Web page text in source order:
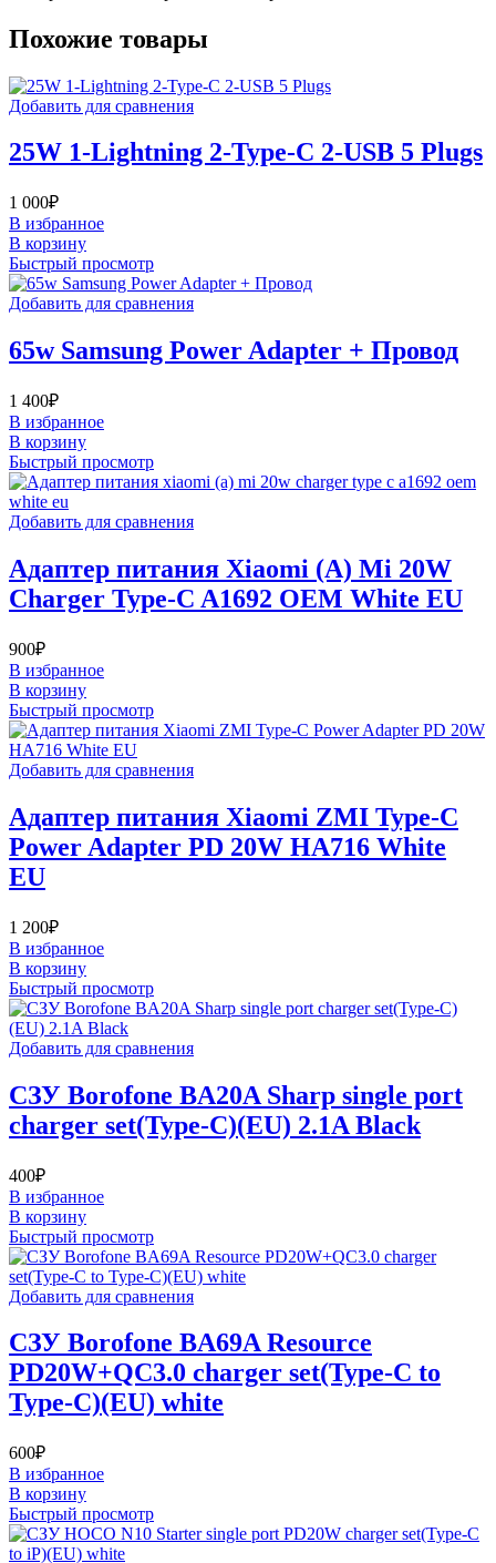
Похожие товары
Добавить для сравнения
25W 1-Lightning 2-Type-C 2-USB 5 Plugs
1 000₽
В избранное
В корзину
Быстрый просмотр
Добавить для сравнения
65w Samsung Power Adapter + Провод
1 400₽
В избранное
В корзину
Быстрый просмотр
Добавить для сравнения
Адаптер питания Xiaomi (A) Mi 20W
Charger Type-C A1692 OEM White EU
900₽
В избранное
В корзину
Быстрый просмотр
Добавить для сравнения
Адаптер питания Xiaomi ZMI Type-C
Power Adapter PD 20W HA716 White
EU
1 200₽
В избранное
В корзину
Быстрый просмотр
Добавить для сравнения
СЗУ Borofone BA20A Sharp single port
charger set(Type-C)(EU) 2.1A Black
400₽
В избранное
В корзину
Быстрый просмотр
Добавить для сравнения
СЗУ Borofone BA69A Resource
PD20W+QC3.0 charger set(Type-C to
Type-C)(EU) white
600₽
В избранное
В корзину
Быстрый просмотр